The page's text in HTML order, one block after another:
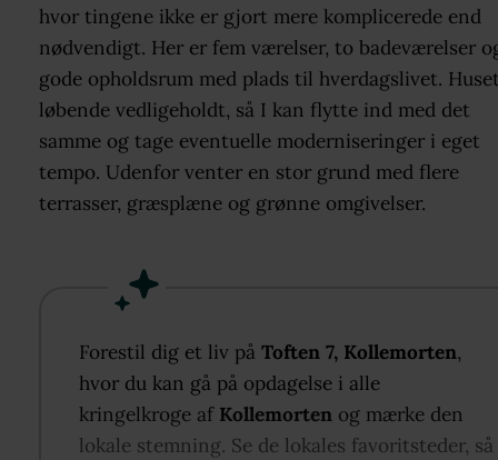
hvor tingene ikke er gjort mere komplicerede end
nødvendigt. Her er fem værelser, to badeværelser
gode opholdsrum med plads til hverdagslivet.
løbende vedligeholdt, så I kan flytte ind med det
samme og tage eventuelle moderniseringer i eget
tempo. Udenfor venter en stor grund med flere
terrasser, græsplæne og grønne omgivelser.
Forestil dig et liv påToften 7, Kollemorten,
hvor du kan gå på opdagelse i alle
kringelkroge af Kollemorten og mærke den
lokale stemning. Se de lokales favoritsteder, så